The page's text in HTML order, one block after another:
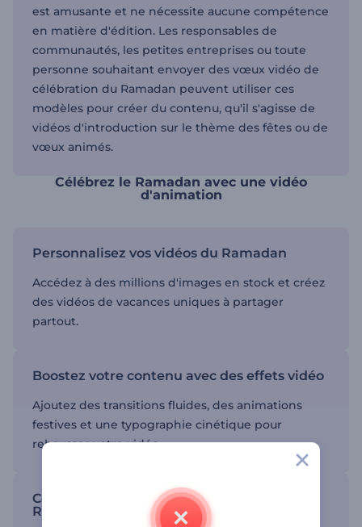
est amusante et ne nécessite aucune compétence
en matière d'édition. Les responsables de
communautés, les petites entreprises ou toute
personne souhaitant envoyer des vœux vidéo de
célébration du Ramadan peuvent utiliser ces
modèles pour créer du contenu, qu'il s'agisse de
vidéos d'introduction sur le thème des fêtes ou de
vœux animés.
Célébrez le Ramadan avec une vidéo
d'animation
Personnalisez vos vidéos du Ramadan
Accédez à des millions d'images en stock et créez
des vidéos de vacances uniques à partager
partout.
Boostez votre contenu avec des effets vidéo
Ajoutez des transitions fluides, des animations
festives et une typographie cinétique pour
rehausser votre vidéo.
Commencez fort avec les modèles vidéo du
Ramadan